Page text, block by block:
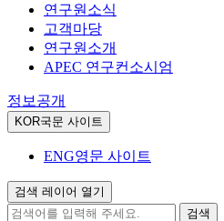
연구원소식
고객마당
연구원소개
APEC 연구컨소시엄
정보공개
KOR국문 사이트
ENG영문 사이트
검색 레이어 열기
검색